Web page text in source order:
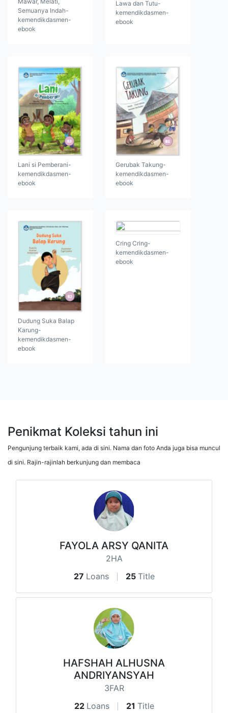
Semuanya Indah-
kemendikdasmen-
ebook
Lawa dan Tutu-
kemendikdasmen-
ebook
Lani si Pemberani-
kemendikdasmen-
ebook
Gerubak Takung-
kemendikdasmen-
ebook
Dudung Suka Balap
Karung-
kemendikdasmen-
ebook
Cring Cring-
kemendikdasmen-
ebook
Penikmat Koleksi tahun ini
Pengunjung terbaik kami, ada di sini. Nama dan foto Anda juga bisa muncul
di sini. Rajin-rajinlah berkunjung dan membaca
FAYOLA ARSY QANITA
2HA
27 Loans 25 Title
HAFSHAH ALHUSNA
ANDRIYANSYAH
3FAR
22 Loans 21 Title